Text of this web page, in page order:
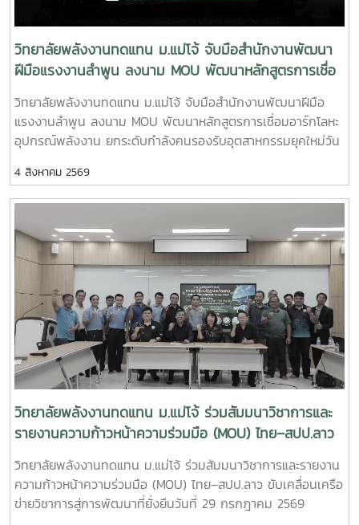
เทคโนโลยี การเชื่อมโยงเครือข่ายความร่วมมือ และการสร้าง
โอกาสในการเพิ่มรายได้ให้แก่ประชาชนอย่างยั่งยืนประเด็นสำคัญ
ภายในงาน ประกอบด้วย - การพัฒนาเทคโนโลยีที่เหมาะสม
(Appropriate Technology) เพื่อการพัฒนาชุมชน- การสร้าง
และพัฒนานวัตกรชุมชนเพื่อขับเคลื่อนเศรษฐกิจฐานราก - การ
ประยุกต์ใช้แพลตฟอร์ม AppTech เพื่อถ่ายทอดองค์ความรู้และ
เชื่อมโยงเครือข่าย - การแลกเปลี่ยนประสบการณ์ระหว่างสถาบัน
การศึกษา หน่วยงานภาครัฐ และภาคีเครือข่ายด้านการพัฒนา
ชุมชน การเข้าร่วมประชุมครั้งนี้นับเป็นโอกาสสำคัญในการติดตาม
ทิศทางการพัฒนาเทคโนโลยีที่เหมาะสมของประเทศ พร้อมแลก
ประยุกต์ใช้ในการสนับสนุนพันธกิจของวิทยาลัยพลังงานทดแทน
ทั้งด้านการวิจัย การบริการวิชาการ และการถ่ายทอดเทคโนโลยีสู่
ชุมชน เพื่อยกระดับคุณภาพชีวิตของประชาชนและสร้างการ
พัฒนาที่ยั่งยืนวิทยาลัยพลังงานทดแทน มหาวิทยาลัยแม่โจ้ มุ่งมั่น
พัฒนาองค์ความรู้และนวัตกรรมด้านพลังงานและเทคโนโลยีที่
เหมาะสม เพื่อสร้างผลกระทบเชิงบวกต่อสังคม ชุมชน และ
เศรษฐกิจฐานราก พร้อมขับเคลื่อนการพัฒนาประเทศสู่ความ
ยั่งยืน
วิทยาลัยพลังงานทดแทน ม.แม่โจ้ จับมือสำนักงานพัฒนา
ฝีมือแรงงานลำพูน ลงนาม MOU พัฒนาหลักสูตรการเชื่อ
มอาร์กโลหะอุปกรณ์พลังงาน ยกระดับกำลังคนรองรับ
อุตสาหกรรมยุคใหม่
วิทยาลัยพลังงานทดแทน ม.แม่โจ้ จับมือสำนักงานพัฒนาฝีมือ
แรงงานลำพูน ลงนาม MOU พัฒนาหลักสูตรการเชื่อมอาร์กโลหะ
อุปกรณ์พลังงาน ยกระดับกำลังคนรองรับอุตสาหกรรมยุคใหม่วัน
พลังงานทดแทน ร่วมกับ สำนักงานพัฒนาฝีมือแรงงานลำพูน จัด
พิธีลงนามบันทึกความเข้าใจความร่วมมือทางวิชาการ
ผึ้ง ชั้น 5 สำนักงานมหาวิทยาลัย มหาวิทยาลัยแม่โจ้ พิธีลงนามได้
รับเกียรติจาก ผู้ช่วยศาสตราจารย์ ดร.สุริยจรัส เตชะตันมีนสกุล
รองอธิการบดีมหาวิทยาลัยแม่โจ้ (ผู้แทนอธิการบดี) และ นายก
ษิดิจ ทับทิม ผู้อำนวยการสำนักงานพัฒนาฝีมือแรงงานลำพูน
เป็นผู้ลงนามร่วมกัน โดยมี ผู้ช่วยศาสตราจารย์ ดร.นิกราน หอม
ดวง คณบดีวิทยาลัยพลังงานทดแทน มหาวิทยาลัยแม่โจ้และ นาย
เกรียงศักดิ์ ธรรมวัตร ผู้อำนวยการกลุ่มงานพัฒนาฝีมือแรงงาน
ร่วมลงนามเป็นพยาน ความร่วมมือในครั้งนี้มีเป้าหมายในการ
พัฒนาและปรับปรุงหลักสูตร “การเชื่อมอาร์กโลหะอุปกรณ์ทาง
พลังงานและอุตสาหกรรมด้วยมือ” ให้สอดคล้องกับมาตรฐาน
วิชาชีพและความต้องการของภาคอุตสาหกรรม พร้อมทั้งร่วมกัน
แรงงาน และผู้สนใจทั่วไป เพื่อยกระดับทักษะวิชาชีพและเพิ่มขีด
ความสามารถของกำลังคนไทยความร่วมมือครอบคลุมการดำเนิน
งานในด้านต่าง ๆ ได้แก่- พัฒนาและปรับปรุงหลักสูตรให้
4 สิงหาคม 2569
วิทยาลัยพลังงานทดแทน ม.แม่โจ้ ร่วมสัมมนาวิชาการและ
รายงานความก้าวหน้าความร่วมมือ (MOU) ไทย–สปป.ลาว
ขับเคลื่อนเครือข่ายวิชาการสู่การพัฒนาที่ยั่งยืน
วิทยาลัยพลังงานทดแทน ม.แม่โจ้ ร่วมสัมมนาวิชาการและรายงาน
ความก้าวหน้าความร่วมมือ (MOU) ไทย–สปป.ลาว ขับเคลื่อนเครือ
ข่ายวิชาการสู่การพัฒนาที่ยั่งยืนวันที่ 29 กรกฎาคม 2569